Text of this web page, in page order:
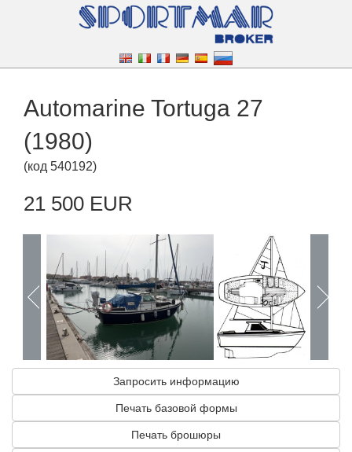
Automarine Tortuga 27
(1980)
(код 540192)
21 500 EUR
Запросить информацию
Печать базовой формы
Печать брошюры